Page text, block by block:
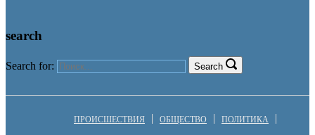
search
Search for: Search
ПРОИСШЕСТВИЯ ОБЩЕСТВО ПОЛИТИКА